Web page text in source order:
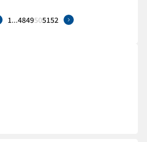
1...4849505152